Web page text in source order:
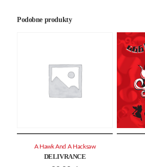
Podobne produkty
DELIVRANCE
A Hawk And A Hacksaw